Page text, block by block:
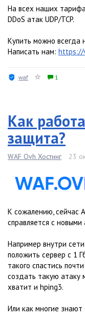
На всех наших
DDoS атак UDP/TCP.
Купить можно всегда
Написать нам: https://
waf 1
Как
защита?
WAF Ovh Хостинг 23
К сожалению, сейчас
справляется с новыми
Например внутри
положить сервер с 1
такого спастись
создать такую атаку
хватит и hping3.
Или как многие знают